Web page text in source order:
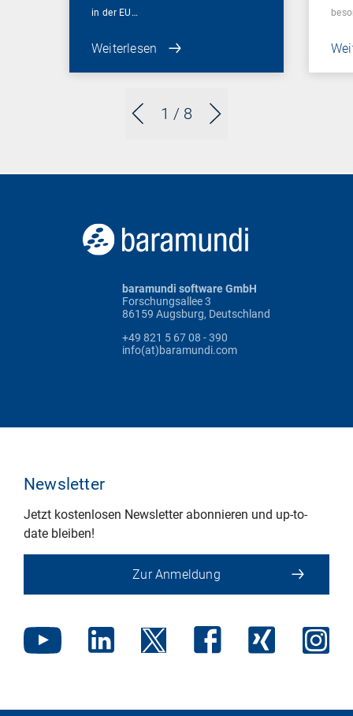
1 / 8
in der EU…
Weiterlesen
baramundi software GmbH
Forschungsallee 3
86159 Augsburg, Deutschland
+49 821 5 67 08 - 390
info(at)baramundi.com
Newsletter
Jetzt kostenlosen Newsletter abonnieren und up-to-
date bleiben!
Zur Anmeldung